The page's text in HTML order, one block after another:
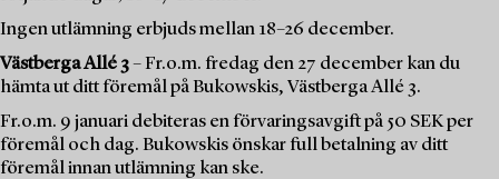
Ingen utlämning erbjuds mellan 18–26 december.
Västberga Allé 3– Fr.o.m. fredag den 27 december kan du
hämta ut ditt föremål på Bukowskis, Västberga Allé 3.
Fr.o.m. 9 januari debiteras en förvaringsavgift på 50 SEK per
föremål och dag. Bukowskis önskar full betalning av ditt
föremål innan utlämning kan ske.